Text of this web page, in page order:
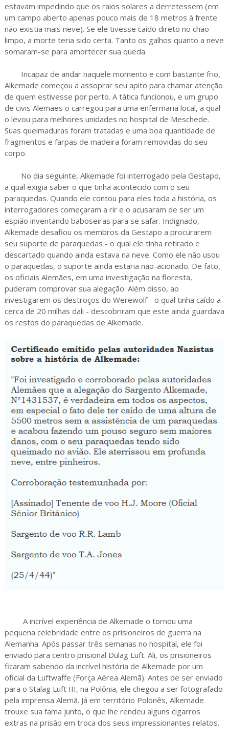
estavam impedindo que os raios solares a derretessem (em
um campo aberto apenas pouco mais de 18 metros à frente
não existia mais neve). Se ele tivesse caído direto no chão
limpo, a morte teria sido certa. Tanto os galhos quanto a neve
somaram-se para amortecer sua queda.
Incapaz de andar naquele momento e com bastante frio,
Alkemade começou a assoprar seu apito para chamar atenção
de quem estivesse por perto. A tática funcionou, e um grupo
de civis Alemães o carregou para uma enfermaria local, a qual
o levou para melhores unidades no hospital de Meschede.
Suas queimaduras foram tratadas e uma boa quantidade de
fragmentos e farpas de madeira foram removidas do seu
corpo.
No dia seguinte, Alkemade foi interrogado pela Gestapo,
a qual exigia saber o que tinha acontecido com o seu
paraquedas. Quando ele contou para eles toda a história, os
interrogadores começaram a rir e o acusaram de ser um
espião inventando baboseiras para se safar. Indignado,
Alkemade desafiou os membros da Gestapo a procurarem
seu suporte de paraquedas - o qual ele tinha retirado e
descartado quando ainda estava na neve. Como ele não usou
o paraquedas, o suporte ainda estaria não-acionado. De fato,
os oficiais Alemães, em uma investigação na floresta,
puderam comprovar sua alegação. Além disso, ao
investigarem os destroços do Werewolf - o qual tinha caído a
cerca de 20 milhas dali - descobriram que este ainda guardava
os restos do paraquedas de Alkemade.
A incrível experiência de Alkemade o tornou uma
pequena celebridade entre os prisioneiros de guerra na
Alemanha. Após passar três semanas no hospital, ele foi
enviado para centro prisional Dulag Luft. Ali, os prisioneiros
ficaram sabendo da incrível história de Alkemade por um
oficial da Luftwaffe (Força Aérea Alemã). Antes de ser enviado
para o Stalag Luft III, na Polônia, ele chegou a ser fotografado
pela imprensa Alemã. Já em território Polonês, Alkemade
trouxe sua fama junto, o que lhe rendeu alguns cigarros
extras na prisão em troca dos seus impressionantes relatos.